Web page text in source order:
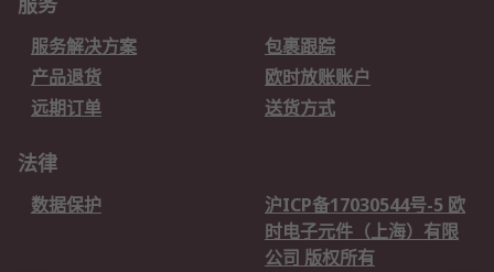
服务解决方案
包裹跟踪
产品退货
欧时放账账户
远期订单
送货方式
法律
数据保护
沪ICP备17030544号-5 欧
时电子元件（上海）有限
公司 版权所有